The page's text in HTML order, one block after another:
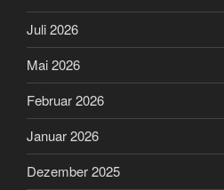
Juli 2026
Mai 2026
Februar 2026
Januar 2026
Dezember 2025